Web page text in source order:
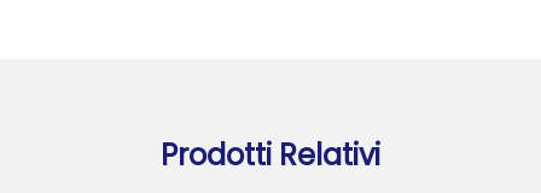
Prodotti Relativi